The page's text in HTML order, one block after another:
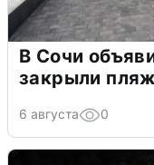
В Сочи
закрыли
6 августа 0